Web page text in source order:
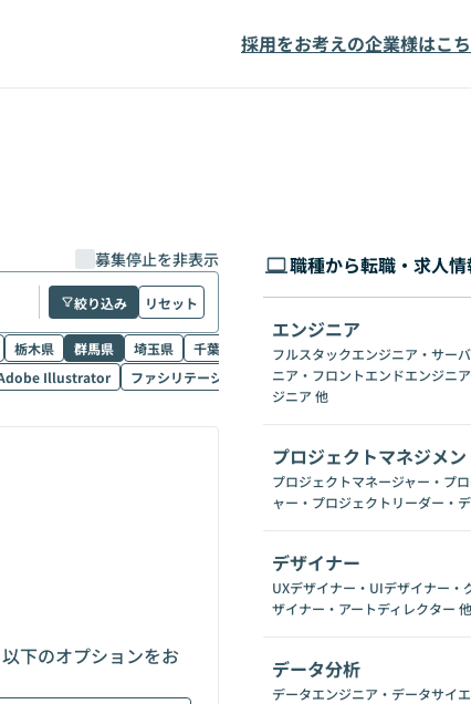
採用をお考えの企業様はこ
募集停止を非表示
絞り込み リセット
栃木県 群馬県 埼玉県 千葉県 東京都 神奈川県 新潟県 富
Illustrator ファシリテーション Sketch ユーザーインタビュー
下のオプションをお
職種から転職・求人
エンジニア
フルスタックエンジニア・サー
ニア・フロントエンドエンジニ
ジニア 他
プロジェクトマネジメン
プロジェクトマネージャー・プ
ャー・プロジェクトリーダー・
デザイナー
UXデザイナー・UIデザイナー・
ザイナー・アートディレクター 他
データ分析
データエンジニア・データサイ